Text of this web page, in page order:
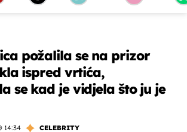
požalila se na prizor
ispred vrtića,
se kad je vidjela što ju je
14:34
CELEBRITY